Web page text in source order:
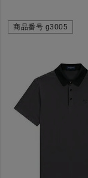
商品番号 g3005